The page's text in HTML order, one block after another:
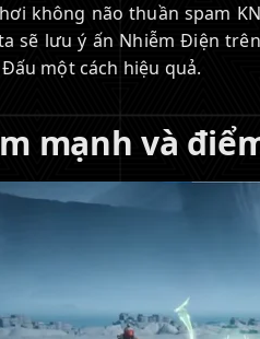
không não thuần spam
sẽ lưu ý ấn Nhiễm Điện
một cách hiệu quả.
mạnh và